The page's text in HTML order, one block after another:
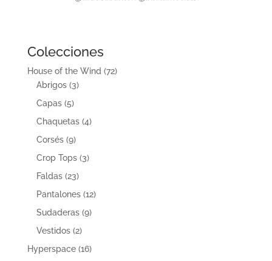
Colecciones
House of the Wind (72)
Abrigos (3)
Capas (5)
Chaquetas (4)
Corsés (9)
Crop Tops (3)
Faldas (23)
Pantalones (12)
Sudaderas (9)
Vestidos (2)
Hyperspace (16)